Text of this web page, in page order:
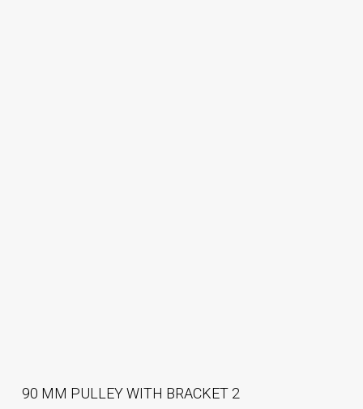
90 MM PULLEY WITH BRACKET 2